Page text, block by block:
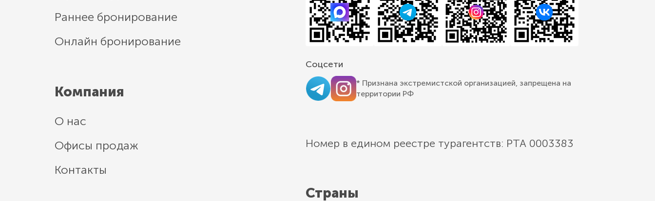
Раннее бронирование
Онлайн бронирование
Компания
О нас
Офисы продаж
Контакты
Соцсети
* Признана экстремистской организацией, запрещена на
территории РФ
Номер в едином реестре турагентств: РТА 0003383
Страны